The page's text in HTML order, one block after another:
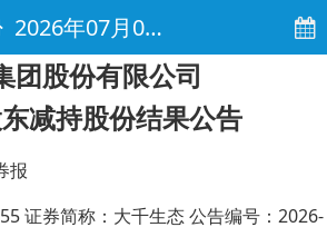
2026年07月08日 电子报
团股份有限公司
减持股份结果公告
报
证券简称：大千生态 公告编号：2026-